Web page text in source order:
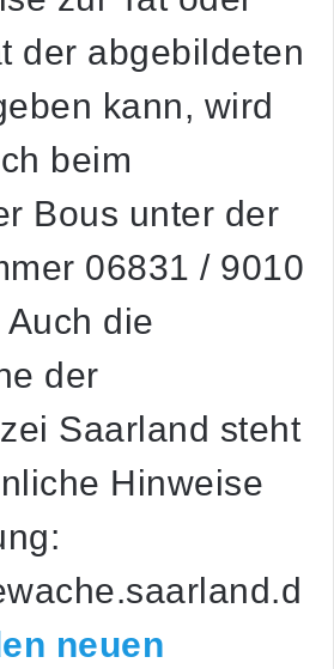
der abgebildeten
kann, wird
beim
Bous unter der
06831 / 9010
die
der
Saarland steht
Hinweise
neuen